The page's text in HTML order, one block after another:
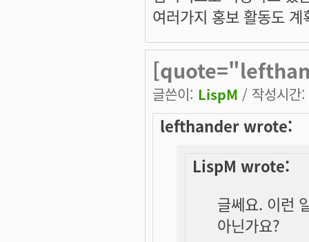
여러가지 홍보 활동도
글쓴이: LispM / 작성시
lefthander wrote:
LispM wrote:
글쎄요. 이런
아닌가요?